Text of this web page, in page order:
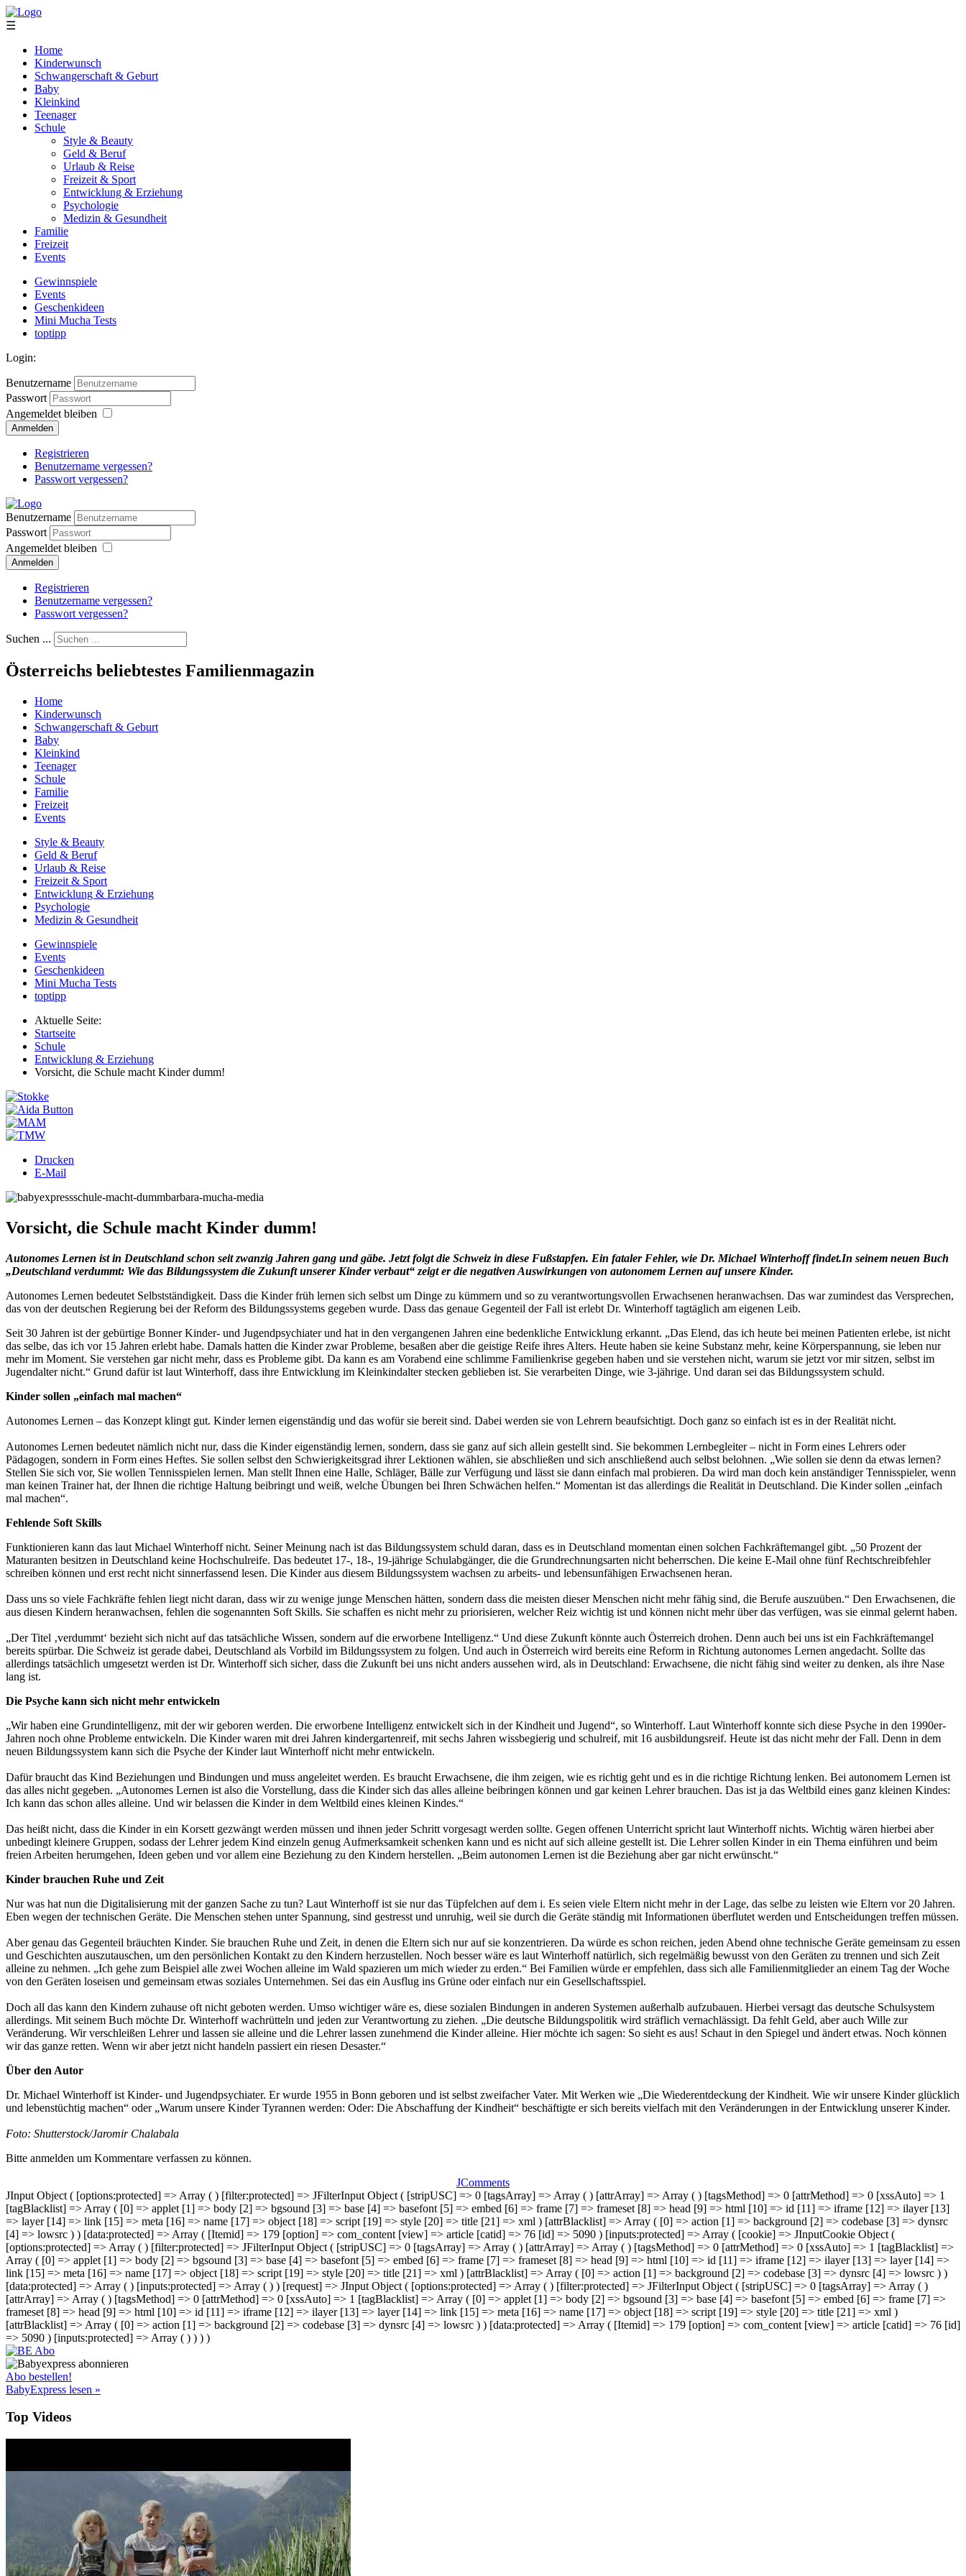
☰
Home
Kinderwunsch
Schwangerschaft & Geburt
Baby
Kleinkind
Teenager
Schule
Style & Beauty
Geld & Beruf
Urlaub & Reise
Freizeit & Sport
Entwicklung & Erziehung
Psychologie
Medizin & Gesundheit
Familie
Freizeit
Events
Gewinnspiele
Events
Geschenkideen
Mini Mucha Tests
toptipp
Login:
Benutzername
Passwort
Angemeldet bleiben
Anmelden
Registrieren
Benutzername vergessen?
Passwort vergessen?
Benutzername
Passwort
Angemeldet bleiben
Anmelden
Registrieren
Benutzername vergessen?
Passwort vergessen?
Suchen ...
Österreichs beliebtestes Familienmagazin
Home
Kinderwunsch
Schwangerschaft & Geburt
Baby
Kleinkind
Teenager
Schule
Familie
Freizeit
Events
Style & Beauty
Geld & Beruf
Urlaub & Reise
Freizeit & Sport
Entwicklung & Erziehung
Psychologie
Medizin & Gesundheit
Gewinnspiele
Events
Geschenkideen
Mini Mucha Tests
toptipp
Aktuelle Seite:
Startseite
Schule
Entwicklung & Erziehung
Vorsicht, die Schule macht Kinder dumm!
Drucken
E-Mail
Vorsicht, die Schule macht Kinder dumm!
Autonomes Lernen ist in Deutschland schon seit zwanzig Jahren gang und gäbe. Jetzt folgt die Schweiz in diese Fußstapfen. Ein fataler Fehler, wie Dr. Michael Winterhoff findet.In seinem neuen Buch
„Deutschland verdummt: Wie das Bildungssystem die Zukunft unserer Kinder verbaut“ zeigt er die negativen Auswirkungen von autonomem Lernen auf unsere Kinder.
Autonomes Lernen bedeutet Selbstständigkeit. Dass die Kinder früh lernen sich selbst um Dinge zu kümmern und so zu verantwortungsvollen Erwachsenen heranwachsen. Das war zumindest das Versprechen,
das von der deutschen Regierung bei der Reform des Bildungssystems gegeben wurde. Dass das genaue Gegenteil der Fall ist erlebt Dr. Winterhoff tagtäglich am eigenen Leib.
Seit 30 Jahren ist der gebürtige Bonner Kinder- und Jugendpsychiater und hat in den vergangenen Jahren eine bedenkliche Entwicklung erkannt. „Das Elend, das ich heute bei meinen Patienten erlebe, ist nicht
das selbe, das ich vor 15 Jahren erlebt habe. Damals hatten die Kinder zwar Probleme, besaßen aber die geistige Reife ihres Alters. Heute haben sie keine Substanz mehr, keine Körperspannung, sie leben nur
mehr im Moment. Sie verstehen gar nicht mehr, dass es Probleme gibt. Da kann es am Vorabend eine schlimme Familienkrise gegeben haben und sie verstehen nicht, warum sie jetzt vor mir sitzen, selbst im
Jugendalter nicht.“ Grund dafür ist laut Winterhoff, dass ihre Entwicklung im Kleinkindalter stecken geblieben ist. Sie verarbeiten Dinge, wie 3-jährige. Und daran sei das Bildungssystem schuld.
Kinder sollen „einfach mal machen“
Autonomes Lernen – das Konzept klingt gut. Kinder lernen eigenständig und das wofür sie bereit sind. Dabei werden sie von Lehrern beaufsichtigt. Doch ganz so einfach ist es in der Realität nicht.
Autonomes Lernen bedeutet nämlich nicht nur, dass die Kinder eigenständig lernen, sondern, dass sie ganz auf sich allein gestellt sind. Sie bekommen Lernbegleiter – nicht in Form eines Lehrers oder
Pädagogen, sondern in Form eines Heftes. Sie sollen selbst den Schwierigkeitsgrad ihrer Lektionen wählen, sie abschließen und sich anschließend auch selbst belohnen. „Wie sollen sie denn da etwas lernen?
Stellen Sie sich vor, Sie wollen Tennisspielen lernen. Man stellt Ihnen eine Halle, Schläger, Bälle zur Verfügung und lässt sie dann einfach mal probieren. Da wird man doch kein anständiger Tennisspieler, wenn
man keinen Trainer hat, der Ihnen die richtige Haltung beibringt und weiß, welche Übungen bei Ihren Schwächen helfen.“ Momentan ist das allerdings die Realität in Deutschland. Die Kinder sollen „einfach
mal machen“.
Fehlende Soft Skills
Funktionieren kann das laut Michael Winterhoff nicht. Seiner Meinung nach ist das Bildungssystem schuld daran, dass es in Deutschland momentan einen solchen Fachkräftemangel gibt. „50 Prozent der
Maturanten besitzen in Deutschland keine Hochschulreife. Das bedeutet 17-, 18-, 19-jährige Schulabgänger, die die Grundrechnungsarten nicht beherrschen. Die keine E-Mail ohne fünf Rechtschreibfehler
schreiben können und erst recht nicht sinnerfassend lesen. Die Kinder aus diesem Bildungssystem wachsen zu arbeits- und lebensunfähigen Erwachsenen heran.
Dass uns so viele Fachkräfte fehlen liegt nicht daran, dass wir zu wenige junge Menschen hätten, sondern dass die meisten dieser Menschen nicht mehr fähig sind, die Berufe auszuüben.“ Den Erwachsenen, die
aus diesen Kindern heranwachsen, fehlen die sogenannten Soft Skills. Sie schaffen es nicht mehr zu priorisieren, welcher Reiz wichtig ist und können nicht mehr über das verfügen, was sie einmal gelernt haben.
„Der Titel ‚verdummt‘ bezieht sich nicht auf das tatsächliche Wissen, sondern auf die erworbene Intelligenz.“ Und diese Zukunft könnte auch Österreich drohen. Denn auch bei uns ist ein Fachkräftemangel
bereits spürbar. Die Schweiz ist gerade dabei, Deutschland als Vorbild im Bildungssystem zu folgen. Und auch in Österreich wird bereits eine Reform in Richtung autonomes Lernen angedacht. Sollte das
allerdings tatsächlich umgesetzt werden ist Dr. Winterhoff sich sicher, dass die Zukunft bei uns nicht anders aussehen wird, als in Deutschland: Erwachsene, die nicht fähig sind weiter zu denken, als ihre Nase
lang ist.
Die Psyche kann sich nicht mehr entwickeln
„Wir haben eine Grundintelligenz, mit der wir geboren werden. Die erworbene Intelligenz entwickelt sich in der Kindheit und Jugend“, so Winterhoff. Laut Winterhoff konnte sich diese Psyche in den 1990er-
Jahren noch ohne Probleme entwickeln. Die Kinder waren mit drei Jahren kindergartenreif, mit sechs Jahren wissbegierig und schulreif, mit 16 ausbildungsreif. Heute ist das nicht mehr der Fall. Denn in dem
neuen Bildungssystem kann sich die Psyche der Kinder laut Winterhoff nicht mehr entwickeln.
Dafür braucht das Kind Beziehungen und Bindungen und muss angeleitet werden. Es braucht Erwachsene, die ihm zeigen, wie es richtig geht und es in die richtige Richtung lenken. Bei autonomem Lernen ist
das alles nicht gegeben. „Autonomes Lernen ist also die Vorstellung, dass die Kinder sich das alles alleine beibringen können und gar keinen Lehrer brauchen. Das ist ja das Weltbild eines ganz kleinen Kindes:
Ich kann das schon alles alleine. Und wir belassen die Kinder in dem Weltbild eines kleinen Kindes.“
Das heißt nicht, dass die Kinder in ein Korsett gezwängt werden müssen und ihnen jeder Schritt vorgesagt werden sollte. Gegen offenen Unterricht spricht laut Winterhoff nichts. Wichtig wären hierbei aber
unbedingt kleinere Gruppen, sodass der Lehrer jedem Kind einzeln genug Aufmerksamkeit schenken kann und es nicht auf sich alleine gestellt ist. Die Lehrer sollen Kinder in ein Thema einführen und beim
freien Arbeiten herumgehen, Ideen geben und vor allem eine Beziehung zu den Kindern herstellen. „Beim autonomen Lernen ist die Beziehung aber gar nicht erwünscht.“
Kinder brauchen Ruhe und Zeit
Nur was hat nun die Digitalisierung mit der ganzen Sache zu tun? Laut Winterhoff ist sie nur das Tüpfelchen auf dem i. Es seien viele Eltern nicht mehr in der Lage, das selbe zu leisten wie Eltern vor 20 Jahren.
Eben wegen der technischen Geräte. Die Menschen stehen unter Spannung, sind gestresst und unruhig, weil sie durch die Geräte ständig mit Informationen überflutet werden und Entscheidungen treffen müssen.
Aber genau das Gegenteil bräuchten Kinder. Sie brauchen Ruhe und Zeit, in denen die Eltern sich nur auf sie konzentrieren. Da würde es schon reichen, jeden Abend ohne technische Geräte gemeinsam zu essen
und Geschichten auszutauschen, um den persönlichen Kontakt zu den Kindern herzustellen. Noch besser wäre es laut Winterhoff natürlich, sich regelmäßig bewusst von den Geräten zu trennen und sich Zeit
alleine zu nehmen. „Ich gehe zum Beispiel alle zwei Wochen alleine im Wald spazieren um mich wieder zu erden.“ Bei Familien würde er empfehlen, dass sich alle Familienmitglieder an einem Tag der Woche
von den Geräten loseisen und gemeinsam etwas soziales Unternehmen. Sei das ein Ausflug ins Grüne oder einfach nur ein Gesellschaftsspiel.
Doch all das kann den Kindern zuhause oft nicht geboten werden. Umso wichtiger wäre es, diese sozialen Bindungen in anderen Systemen außerhalb aufzubauen. Hierbei versagt das deutsche Schulsystem
allerdings. Mit seinem Buch möchte Dr. Winterhoff wachrütteln und jeden zur Verantwortung zu ziehen. „Die deutsche Bildungspolitik wird sträflich vernachlässigt. Da fehlt Geld, aber auch Wille zur
Veränderung. Wir verschleißen Lehrer und lassen sie alleine und die Lehrer lassen zunehmend die Kinder alleine. Hier möchte ich sagen: So sieht es aus! Schaut in den Spiegel und ändert etwas. Noch können
wir das ganze retten. Wenn wir aber jetzt nicht handeln passiert ein riesen Desaster.“
Über den Autor
Dr. Michael Winterhoff ist Kinder- und Jugendpsychiater. Er wurde 1955 in Bonn geboren und ist selbst zweifacher Vater. Mit Werken wie „Die Wiederentdeckung der Kindheit. Wie wir unsere Kinder glücklich
und lebenstüchtig machen“ oder „Warum unsere Kinder Tyrannen werden: Oder: Die Abschaffung der Kindheit“ beschäftigte er sich bereits vielfach mit den Veränderungen in der Entwicklung unserer Kinder.
Foto: Shutterstock/Jaromir Chalabala
Bitte anmelden um Kommentare verfassen zu können.
JComments
JInput Object ( [options:protected] => Array ( ) [filter:protected] => JFilterInput Object ( [stripUSC] => 0 [tagsArray] => Array ( ) [attrArray] => Array ( ) [tagsMethod] => 0 [attrMethod] => 0 [xssAuto] => 1
[tagBlacklist] => Array ( [0] => applet [1] => body [2] => bgsound [3] => base [4] => basefont [5] => embed [6] => frame [7] => frameset [8] => head [9] => html [10] => id [11] => iframe [12] => ilayer [13]
=> layer [14] => link [15] => meta [16] => name [17] => object [18] => script [19] => style [20] => title [21] => xml ) [attrBlacklist] => Array ( [0] => action [1] => background [2] => codebase [3] => dynsrc
[4] => lowsrc ) ) [data:protected] => Array ( [Itemid] => 179 [option] => com_content [view] => article [catid] => 76 [id] => 5090 ) [inputs:protected] => Array ( [cookie] => JInputCookie Object (
[options:protected] => Array ( ) [filter:protected] => JFilterInput Object ( [stripUSC] => 0 [tagsArray] => Array ( ) [attrArray] => Array ( ) [tagsMethod] => 0 [attrMethod] => 0 [xssAuto] => 1 [tagBlacklist] =>
Array ( [0] => applet [1] => body [2] => bgsound [3] => base [4] => basefont [5] => embed [6] => frame [7] => frameset [8] => head [9] => html [10] => id [11] => iframe [12] => ilayer [13] => layer [14] =>
link [15] => meta [16] => name [17] => object [18] => script [19] => style [20] => title [21] => xml ) [attrBlacklist] => Array ( [0] => action [1] => background [2] => codebase [3] => dynsrc [4] => lowsrc ) )
[data:protected] => Array ( ) [inputs:protected] => Array ( ) ) [request] => JInput Object ( [options:protected] => Array ( ) [filter:protected] => JFilterInput Object ( [stripUSC] => 0 [tagsArray] => Array ( )
[attrArray] => Array ( ) [tagsMethod] => 0 [attrMethod] => 0 [xssAuto] => 1 [tagBlacklist] => Array ( [0] => applet [1] => body [2] => bgsound [3] => base [4] => basefont [5] => embed [6] => frame [7] =>
frameset [8] => head [9] => html [10] => id [11] => iframe [12] => ilayer [13] => layer [14] => link [15] => meta [16] => name [17] => object [18] => script [19] => style [20] => title [21] => xml )
[attrBlacklist] => Array ( [0] => action [1] => background [2] => codebase [3] => dynsrc [4] => lowsrc ) ) [data:protected] => Array ( [Itemid] => 179 [option] => com_content [view] => article [catid] => 76 [id]
=> 5090 ) [inputs:protected] => Array ( ) ) ) )
Abo bestellen!
BabyExpress lesen »
Top Videos